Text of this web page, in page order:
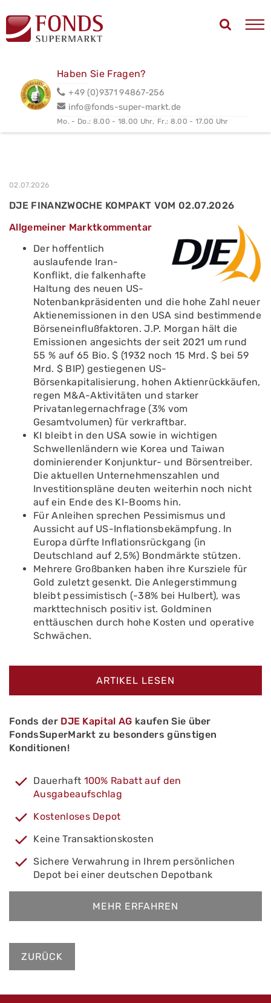
Haben Sie Fragen?
+49 (0)9371 94867-256
info@fonds-super-markt.de
Mo. - Do.: 8.00 - 18.00 Uhr, Fr.: 8.00 - 17.00 Uhr
02.07.2026
DJE FINANZWOCHE KOMPAKT VOM 02.07.2026
Allgemeiner Marktkommentar
Der hoffentlich
auslaufende Iran-
Konflikt, die falkenhafte
Haltung des neuen US-
Notenbankpräsidenten und die hohe Zahl neuer
Aktienemissionen in den USA sind bestimmende
Börseneinflußfaktoren. J.P. Morgan hält die
Emissionen angesichts der seit 2021 um rund
55 % auf 65 Bio. $ (1932 noch 15 Mrd. $ bei 59
Mrd. $ BIP) gestiegenen US-
Börsenkapitalisierung, hohen Aktienrückkäufen,
regen M&A-Aktivitäten und starker
Privatanlegernachfrage (3% vom
Gesamtvolumen) für verkraftbar.
KI bleibt in den USA sowie in wichtigen
Schwellenländern wie Korea und Taiwan
dominierender Konjunktur- und Börsentreiber.
Die aktuellen Unternehmenszahlen und
Investitionspläne deuten weiterhin noch nicht
auf ein Ende des KI-Booms hin.
Für Anleihen sprechen Pessimismus und
Aussicht auf US-Inflationsbekämpfung. In
Europa dürfte Inflationsrückgang (in
Deutschland auf 2,5%) Bondmärkte stützen.
Mehrere Großbanken haben ihre Kursziele für
Gold zuletzt gesenkt. Die Anlegerstimmung
bleibt pessimistisch (-38% bei Hulbert), was
markttechnisch positiv ist. Goldminen
enttäuschen durch hohe Kosten und operative
Schwächen.
ARTIKEL LESEN
Fonds der DJE Kapital AG kaufen Sie über
FondsSuperMarkt zu besonders günstigen
Konditionen!
Dauerhaft 100% Rabatt auf den
Ausgabeaufschlag
Kostenloses Depot
Keine Transaktionskosten
Sichere Verwahrung in Ihrem persönlichen
Depot bei einer deutschen Depotbank
MEHR ERFAHREN
ZURÜCK